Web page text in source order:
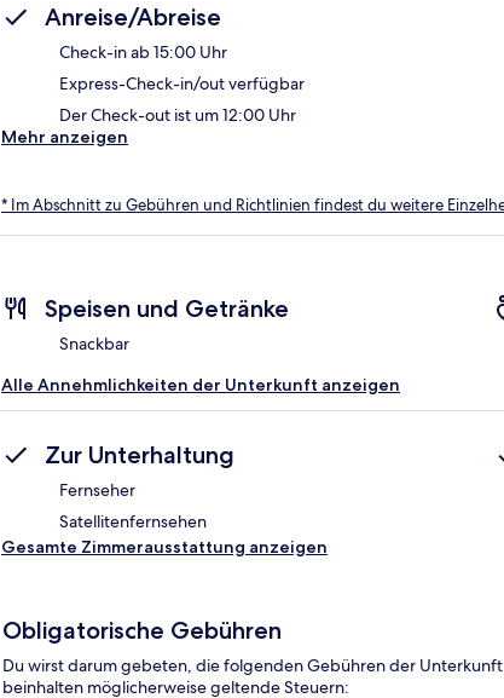
Anreise/Abreise
Check-in ab 15:00 Uhr
Express-Check-in/out verfügbar
Der Check-out ist um 12:00 Uhr
Mehr anzeigen
* Im Abschnitt zu Gebühren und Richtlinien findest du weitere
Speisen und Getränke
Snackbar
Alle Annehmlichkeiten der Unterkunft anzeigen
Zur Unterhaltung
Fernseher
Satellitenfernsehen
Gesamte Zimmerausstattung anzeigen
Obligatorische Gebühren
Du wirst darum gebeten, die folgenden Gebühren der
beinhalten möglicherweise geltende Steuern: